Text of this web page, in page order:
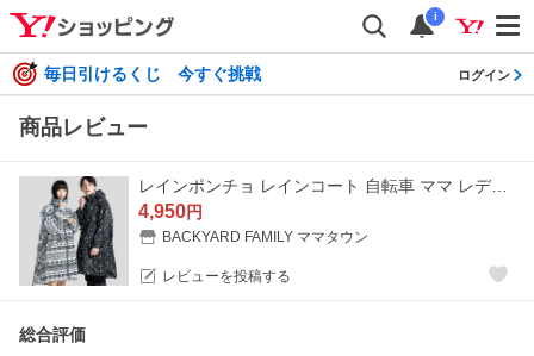
i
毎日引けるくじ 今すぐ挑戦 ログイン
商品レビュー
レインポンチョ レインコート 自転車 ママ レディース レインポンチョ キウ Kiu 自転車用 レインスーツ ハイスペック 撥水 透湿 耐水 レイングッズ ポケッタブル
4,950円
BACKYARD FAMILY ママタウン
レビューを投稿する
総合評価